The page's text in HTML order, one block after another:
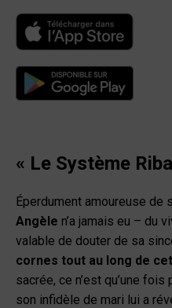
« Le Système
Éperdument amoureuse de
Angèle n’a jamais eu – du
valable de douter de sa
cornes tout au long de
sacrée, ce n’est qu’une fois
son infidèle de mari lui a